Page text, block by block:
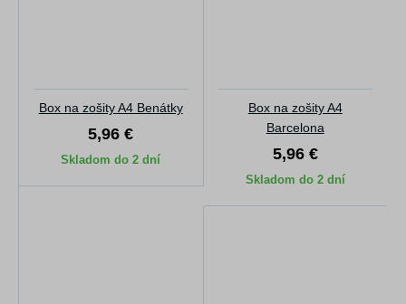
Box na zošity A4 Benátky
5,96 €
Skladom do 2 dní
Box na zošity A4
Barcelona
5,96 €
Skladom do 2 dní